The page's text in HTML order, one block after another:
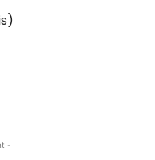
-